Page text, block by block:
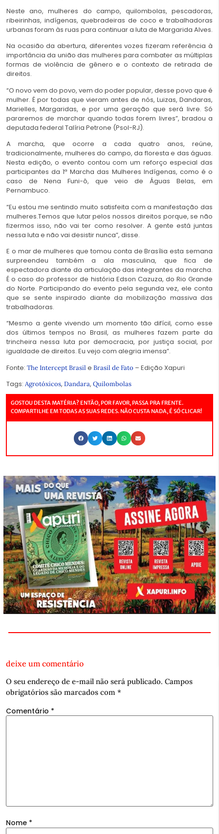
Neste ano, mulheres do campo, quilombolas, pescadoras,
ribeirinhas, indígenas, quebradeiras de coco e trabalhadoras
urbanas foram às ruas para continuar a luta de Margarida Alves.
Na ocasião da abertura, diferentes vozes fizeram referência à
importância da união das mulheres para combater as múltiplas
formas de violência de gênero e o contexto de retirada de
direitos.
“O novo vem do povo, vem do poder popular, desse povo que é
mulher. É por todas que vieram antes de nós, Luizas, Dandaras,
Marielles, Margaridas, e por uma geração que será livre. Só
pararemos de marchar quando todas forem livres”, bradou a
deputada federal Talíria Petrone (Psol-RJ).
A marcha, que ocorre a cada quatro anos, reúne,
tradicionalmente, mulheres do campo, da floresta e das águas.
Nesta edição, o evento contou com um reforço especial das
participantes da 1ª Marcha das Mulheres Indígenas, como é o
caso de Nena Funi-ô, que veio de Águas Belas, em
Pernambuco.
“Eu estou me sentindo muito satisfeita com a manifestação das
mulheres.Temos que lutar pelos nossos direitos porque, se não
fizermos isso, não vai ter como resolver. A gente está juntas
nessa luta e não vai desistir nunca”, disse.
E o mar de mulheres que tomou conta de Brasília esta semana
surpreendeu também a ala masculina, que fica de
espectadora diante da articulação das integrantes da marcha.
É o caso do professor de história Edson Cazuza, do Rio Grande
do Norte. Participando do evento pela segunda vez, ele conta
que se sente inspirado diante da mobilização massiva das
trabalhadoras.
“Mesmo a gente vivendo um momento tão difícil, como esse
dos últimos tempos no Brasil, as mulheres fazem parte da
trincheira nessa luta por democracia, por justiça social, por
igualdade de direitos. Eu vejo com alegria imensa”.
Fonte: The Intercept Brasil e Brasil de Fato – Edição Xapuri
Tags: Agrotóxicos, Dandara, Quilombolas
GOSTOU DESTA MATÉRIA? ENTÃO, POR FAVOR, PASSA PRA FRENTE.
COMPARTILHE EM TODAS AS SUAS REDES. NÃO CUSTA NADA, É SÓ CLICAR!
deixe um comentário
O seu endereço de e-mail não será publicado. Campos
obrigatórios são marcados com *
Comentário *
Nome *